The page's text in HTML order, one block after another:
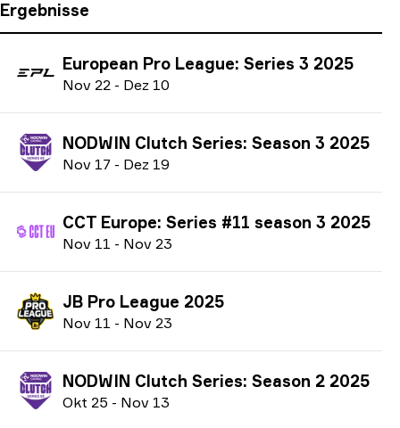
Ergebnisse
European Pro League: Series 3 2025
Nov 22 - Dez 10
NODWIN Clutch Series: Season 3 2025
Nov 17 - Dez 19
CCT Europe: Series #11 season 3 2025
Nov 11 - Nov 23
JB Pro League 2025
Nov 11 - Nov 23
NODWIN Clutch Series: Season 2 2025
Okt 25 - Nov 13